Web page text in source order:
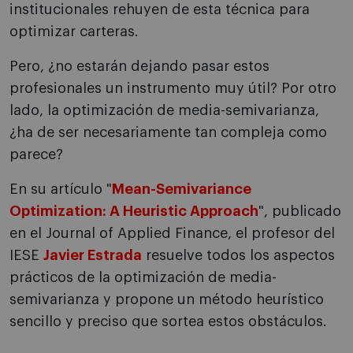
institucionales rehuyen de esta técnica para
optimizar carteras.
Pero, ¿no estarán dejando pasar estos
profesionales un instrumento muy útil? Por otro
lado, la optimización de media-semivarianza,
¿ha de ser necesariamente tan compleja como
parece?
En su artículo " Mean-Semivariance
Optimization: A Heuristic Approach", publicado
en el Journal of Applied Finance, el profesor del
IESE Javier Estrada resuelve todos los aspectos
prácticos de la optimización de media-
semivarianza y propone un método heurístico
sencillo y preciso que sortea estos obstáculos.